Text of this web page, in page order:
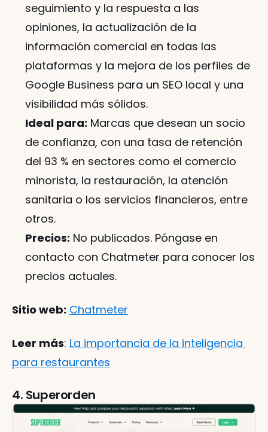
seguimiento y la respuesta a las
opiniones, la actualización de la
información comercial en todas las
plataformas y la mejora de los perfiles de
Google Business para un SEO local y una
visibilidad más sólidos.
Ideal para: Marcas que desean un socio
de confianza, con una tasa de retención
del 93 % en sectores como el comercio
minorista, la restauración, la atención
sanitaria o los servicios financieros, entre
otros.
Precios: No publicados. Póngase en
contacto con Chatmeter para conocer los
precios actuales.
Sitio web: Chatmeter
Leer más: La importancia de la inteligencia
para restaurantes
4. Superorden